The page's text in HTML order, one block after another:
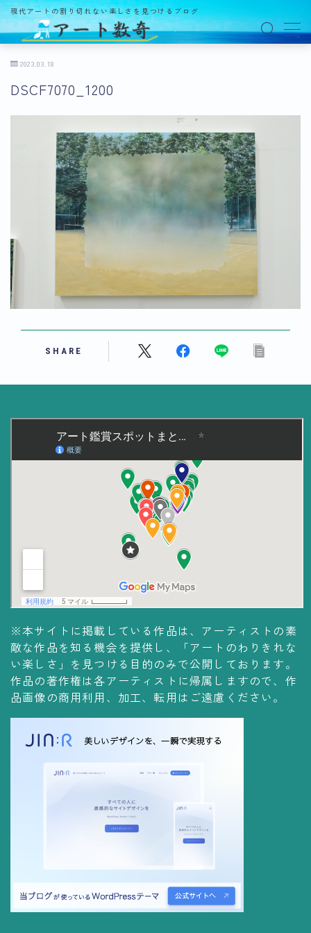
現代アートの割り切れない楽しさを見つけるブログ
アート数奇とは？
ギャラリー
百貨店
美術館・博物館
オルタナティブスペース
アートフェア
オークション
用語解説
作家・作品紹介
買う
アイテム・サービス
コレクションの仕方
Yoshiteru Collection
飾る
飾り方
保管方法
2023.03.18
DSCF7070_1200
SHARE
※本サイトに掲載している作品は、アーティストの素
敵な作品を知る機会を提供し、「アートのわりきれな
い楽しさ」を見つける目的のみで公開しております。
作品の著作権は各アーティストに帰属しますので、作
品画像の商用利用、加工、転用はご遠慮ください。